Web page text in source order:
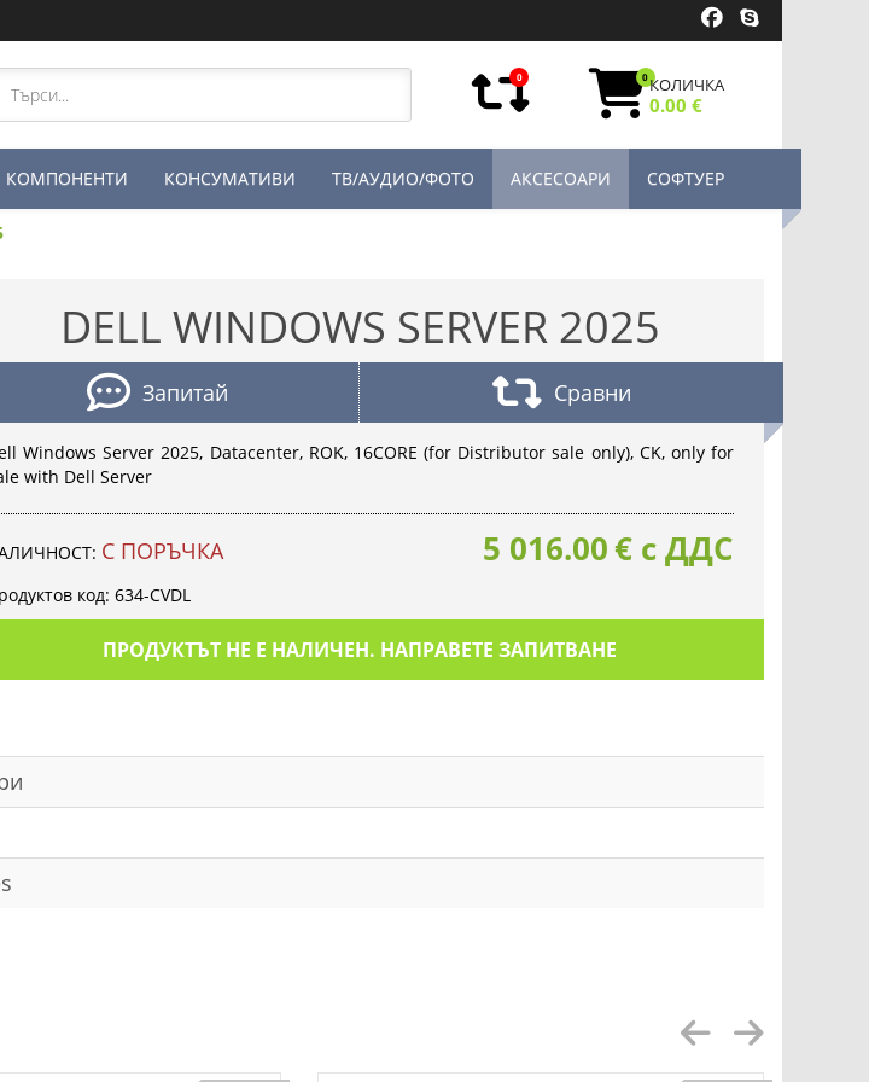
0 0КОЛИЧКА
0.00 €
КОМПОНЕНТИ КОНСУМАТИВИ ТВ/АУДИО/ФОТО АКСЕСОАРИ СОФТУЕР
DELL WINDOWS SERVER 2025
Запитай Сравни
Windows Server 2025, Datacenter, ROK, 16CORE (for Distributor sale only), CK, only for
with Dell Server
С ПОРЪЧКА 5 016.00€ с ДДС
код: 634-CVDL
ПРОДУКТЪТ НЕ Е НАЛИЧЕН. НАПРАВЕТЕ ЗАПИТВАНЕ